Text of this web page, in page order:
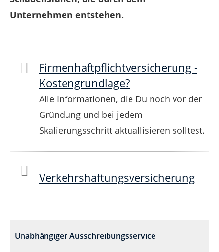
Unternehmen entstehen.
Firmenhaftpflichtversicherung -
Kostengrundlage?
Alle Informationen, die Du noch vor der
Gründung und bei jedem
Skalierungsschritt aktuallisieren solltest.
Verkehrshaftungsversicherung
Unabhängiger Ausschreibungsservice